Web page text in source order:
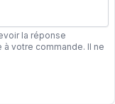
la réponse
votre commande. Il ne